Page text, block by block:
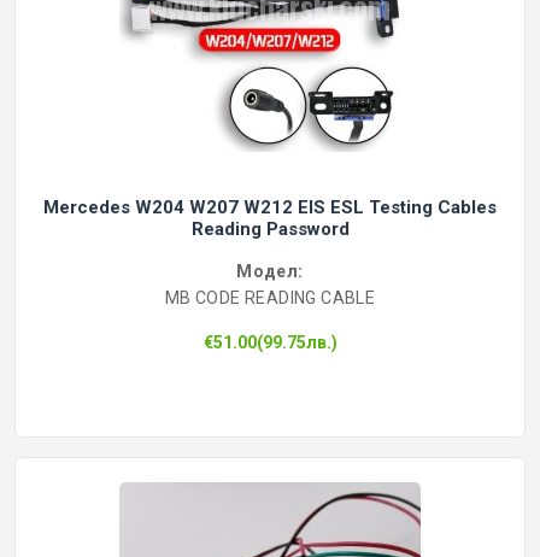
Mercedes W204 W207 W212 EIS ESL Testing Cables
Reading Password
Модел:
MB CODE READING CABLE
€51.00(99.75лв.)